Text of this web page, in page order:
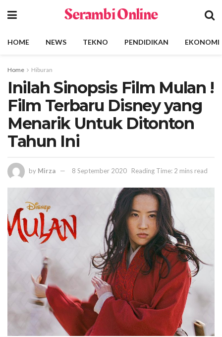
Serambi Online
HOME NEWS TEKNO PENDIDIKAN EKONOMI
Home Hiburan
Inilah Sinopsis Film Mulan !
Film Terbaru Disney yang
Menarik Untuk Ditonton
Tahun Ini
by Mirza 8 September 2020 Reading Time: 2 mins read